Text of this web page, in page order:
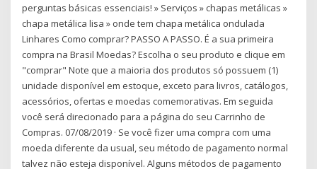
perguntas básicas essenciais! » Serviços » chapas metálicas »
chapa metálica lisa » onde tem chapa metálica ondulada
Linhares Como comprar? PASSO A PASSO. É a sua primeira
compra na Brasil Moedas? Escolha o seu produto e clique em
"comprar" Note que a maioria dos produtos só possuem (1)
unidade disponível em estoque, exceto para livros, catálogos,
acessórios, ofertas e moedas comemorativas. Em seguida
você será direcionado para a página do seu Carrinho de
Compras. 07/08/2019 · Se você fizer uma compra com uma
moeda diferente da usual, seu método de pagamento normal
talvez não esteja disponível. Alguns métodos de pagamento